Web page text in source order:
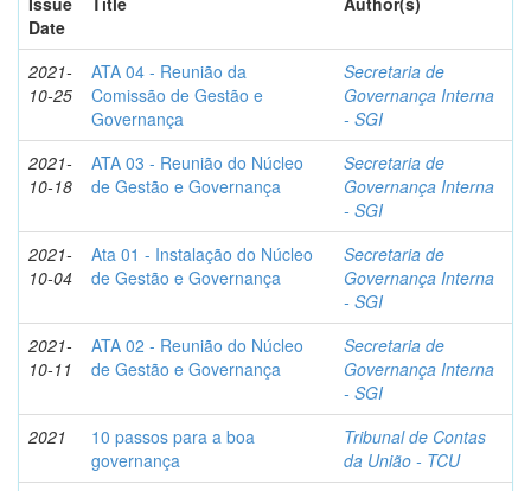
Date
2021-
10-25
ATA 04 - Reunião da
Comissão de Gestão e
Governança
Secretaria de
Governança Interna
- SGI
2021-
10-18
ATA 03 - Reunião do Núcleo
de Gestão e Governança
Secretaria de
Governança Interna
- SGI
2021-
10-04
Ata 01 - Instalação do Núcleo
de Gestão e Governança
Secretaria de
Governança Interna
- SGI
2021-
10-11
ATA 02 - Reunião do Núcleo
de Gestão e Governança
Secretaria de
Governança Interna
- SGI
2021
10 passos para a boa
governança
Tribunal de Contas
da União - TCU